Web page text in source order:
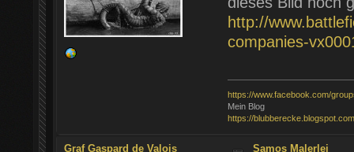
http://
companies-
https://www.facebook.com/
Mein Blog
https://
Graf Gaspard de Valois Samos Malerlei